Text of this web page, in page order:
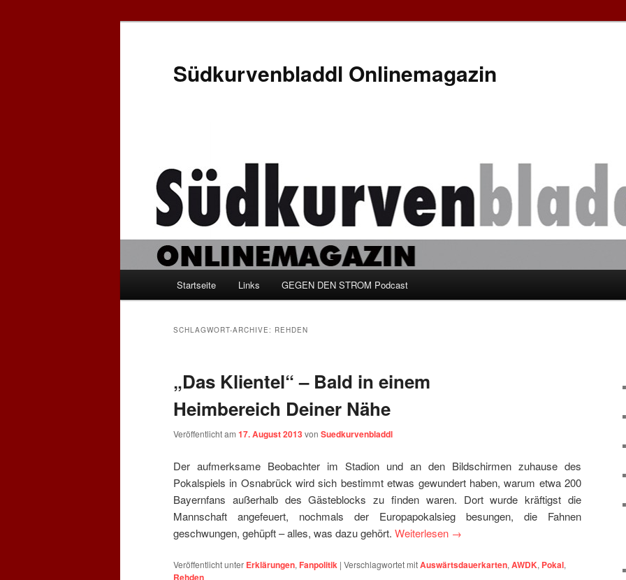
Südkurvenbladdl Onlinemagazin
Startseite Links GEGEN DEN STROM Podcast
SCHLAGWORT-ARCHIVE: REHDEN
„Das Klientel“ – Bald in einem
Heimbereich Deiner Nähe
Veröffentlicht am 17. August 2013von Suedkurvenbladdl
Der aufmerksame Beobachter im Stadion und an den Bildschirmen zuhause des
Pokalspiels in Osnabrück wird sich bestimmt etwas gewundert haben, warum etwa 200
Bayernfans außerhalb des Gästeblocks zu finden waren. Dort wurde kräftigst die
Mannschaft angefeuert, nochmals der Europapokalsieg besungen, die Fahnen
geschwungen, gehüpft – alles, was dazu gehört. Weiterlesen →
Veröffentlicht unter Erklärungen, Fanpolitik | Verschlagwortet mitAuswärtsdauerkarten, AWDK, Pokal,
Rehden